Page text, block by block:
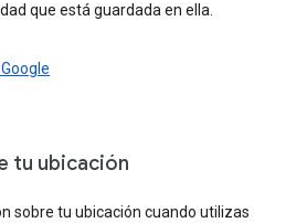
que está guardada en ella.
tu ubicación
sobre tu ubicación cuando utilizas